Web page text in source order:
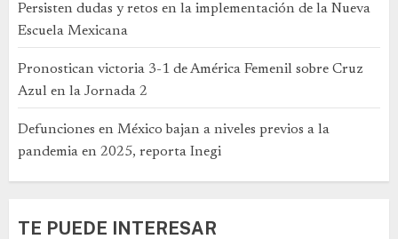
Persisten dudas y retos en la implementación de la Nueva
Escuela Mexicana
Pronostican victoria 3-1 de América Femenil sobre Cruz
Azul en la Jornada 2
Defunciones en México bajan a niveles previos a la
pandemia en 2025, reporta Inegi
TE PUEDE INTERESAR